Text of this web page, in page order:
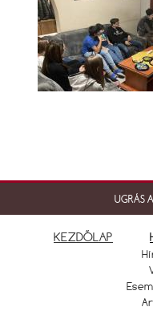
UGRÁS
KEZDŐLAP